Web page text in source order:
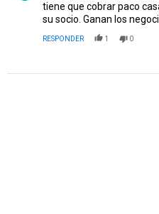
tiene que cobrar paco
su socio. Ganan los
RESPONDER 1 0